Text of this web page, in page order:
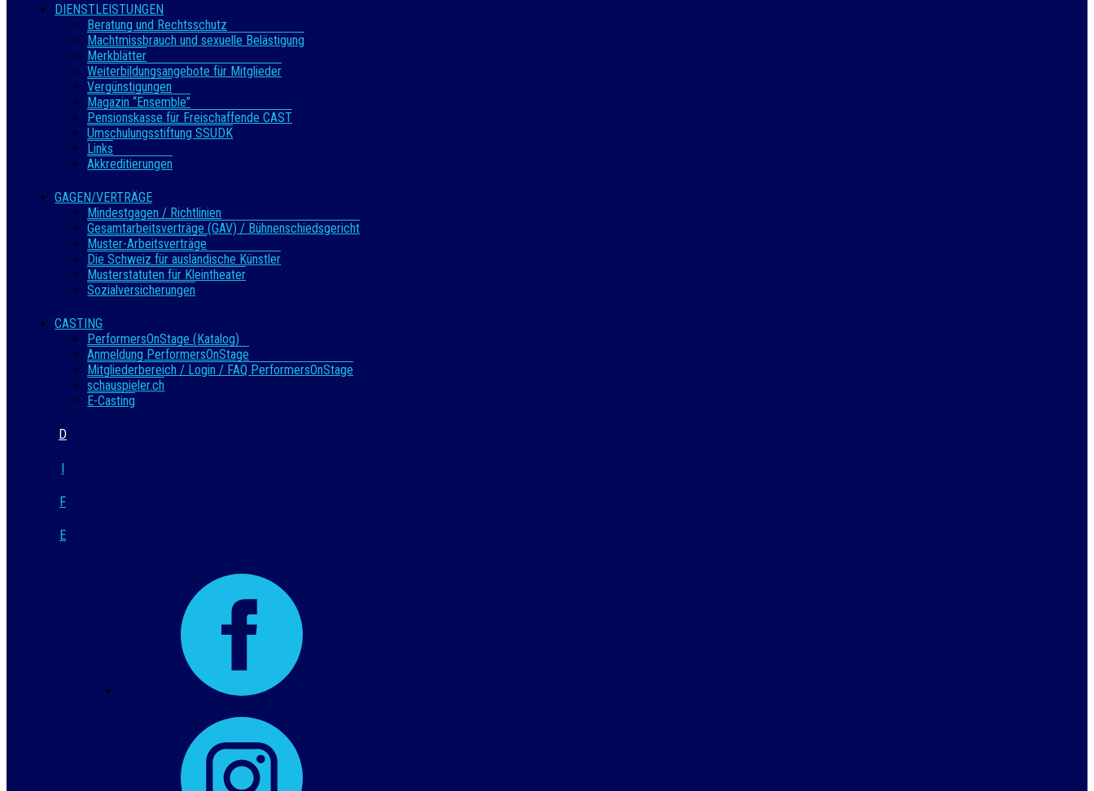
DIENSTLEISTUNGEN
Beratung und Rechtsschutz
Machtmissbrauch und sexuelle Belästigung
Merkblätter
Weiterbildungsangebote für Mitglieder
Vergünstigungen
Magazin “Ensemble”
Pensionskasse für Freischaffende CAST
Umschulungsstiftung SSUDK
Links
Akkreditierungen
GAGEN/VERTRÄGE
Mindestgagen / Richtlinien
Gesamtarbeitsverträge (GAV) / Bühnenschiedsgericht
Muster-Arbeitsverträge
Die Schweiz für ausländische Künstler
Musterstatuten für Kleintheater
Sozialversicherungen
CASTING
PerformersOnStage (Katalog)
Anmeldung PerformersOnStage
Mitgliederbereich / Login / FAQ PerformersOnStage
schauspieler.ch
E-Casting
D
I
F
E